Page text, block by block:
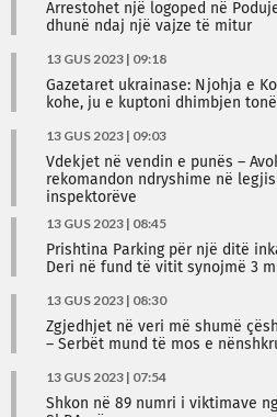
Arrestohet një logoped në
dhunë ndaj një vajze të mitur
13 GUS 2023 | 09:18
Gazetaret ukrainase: Njohja e
kohe, ju e kuptoni dhimbjen tonë
13 GUS 2023 | 09:03
Vdekjet në vendin e punës –
rekomandon ndryshime në
inspektorëve
13 GUS 2023 | 08:45
Prishtina Parking për një ditë
Deri në fund të vitit synojmë 3
13 GUS 2023 | 08:30
Zgjedhjet në veri më shumë
– Serbët mund të mos e
13 GUS 2023 | 07:54
Shkon në 89 numri i viktimave